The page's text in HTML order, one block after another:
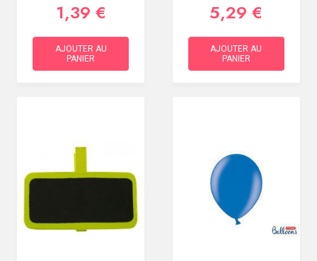
1,39 €
AJOUTER AU
PANIER
5,29 €
AJOUTER AU
PANIER